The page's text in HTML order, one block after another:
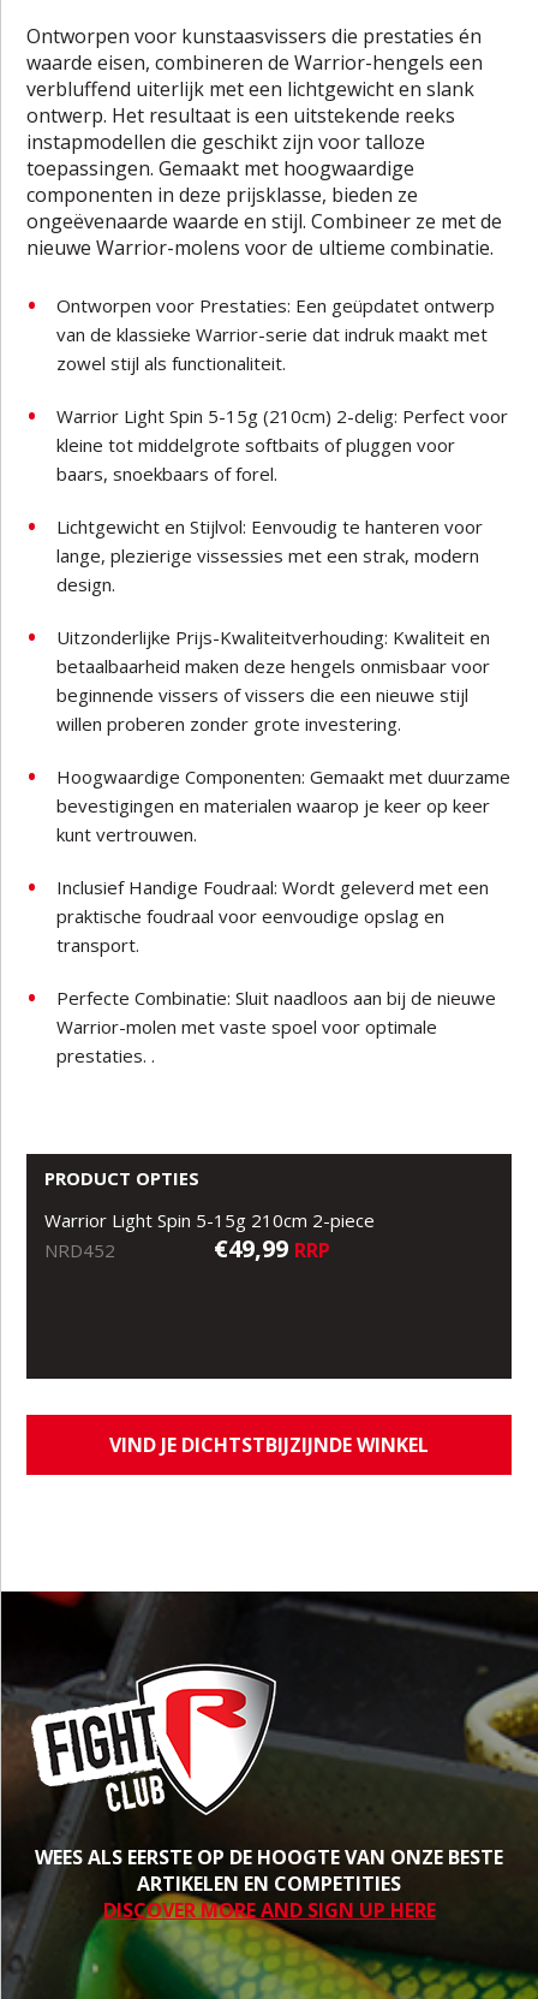
Ontworpen voor kunstaasvissers die prestaties én
waarde eisen, combineren de Warrior-hengels een
verbluffend uiterlijk met een lichtgewicht en slank
ontwerp. Het resultaat is een uitstekende reeks
instapmodellen die geschikt zijn voor talloze
toepassingen. Gemaakt met hoogwaardige
componenten in deze prijsklasse, bieden ze
ongeëvenaarde waarde en stijl. Combineer ze met de
nieuwe Warrior-molens voor de ultieme combinatie.
Ontworpen voor Prestaties: Een geüpdatet ontwerp
van de klassieke Warrior-serie dat indruk maakt met
zowel stijl als functionaliteit.
Warrior Light Spin 5-15g (210cm) 2-delig: Perfect voor
kleine tot middelgrote softbaits of pluggen voor
baars, snoekbaars of forel.
Lichtgewicht en Stijlvol: Eenvoudig te hanteren voor
lange, plezierige vissessies met een strak, modern
design.
Uitzonderlijke Prijs-Kwaliteitverhouding: Kwaliteit en
betaalbaarheid maken deze hengels onmisbaar voor
beginnende vissers of vissers die een nieuwe stijl
willen proberen zonder grote investering.
Hoogwaardige Componenten: Gemaakt met duurzame
bevestigingen en materialen waarop je keer op keer
kunt vertrouwen.
Inclusief Handige Foudraal: Wordt geleverd met een
praktische foudraal voor eenvoudige opslag en
transport.
Perfecte Combinatie: Sluit naadloos aan bij de nieuwe
Warrior-molen met vaste spoel voor optimale
prestaties. .
PRODUCT OPTIES
Warrior Light Spin 5-15g 210cm 2-piece
NRD452
€49,99 RRP
VIND JE DICHTSTBIJZIJNDE WINKEL
WEES ALS EERSTE OP DE HOOGTE VAN ONZE BESTE
ARTIKELEN EN COMPETITIES
DISCOVER MORE AND SIGN UP HERE